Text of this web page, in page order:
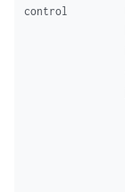
control